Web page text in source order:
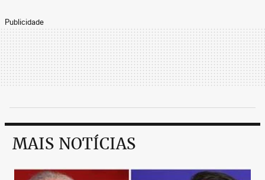
Publicidade
MAIS NOTÍCIAS